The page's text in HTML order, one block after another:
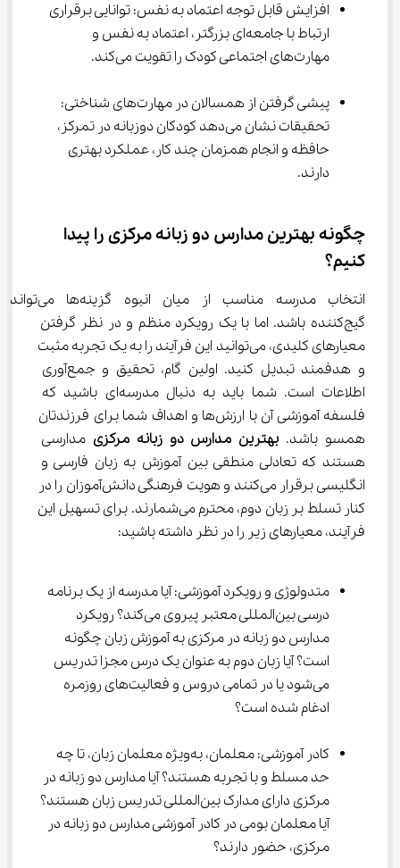
افزایش قابل توجه اعتماد به نفس: توانایی برقراری
ارتباط با جامعه‌ای بزرگتر، اعتماد به نفس و
مهارت‌های اجتماعی کودک را تقویت می‌کند.
پیشی گرفتن از همسالان در مهارت‌های شناختی:
تحقیقات نشان می‌دهد کودکان دوزبانه در تمرکز،
حافظه و انجام همزمان چند کار، عملکرد بهتری
دارند.
چگونه بهترین مدارس دو زبانه مرکزی را پیدا
کنیم؟
انتخاب مدرسه مناسب از میان انبوه گزینه‌ها می‌تواند
گیج‌کننده باشد. اما با یک رویکرد منظم و در نظر گرفتن
معیارهای کلیدی، می‌توانید این فرآیند را به یک تجربه مثبت
و هدفمند تبدیل کنید. اولین گام، تحقیق و جمع‌آوری
اطلاعات است. شما باید به دنبال مدرسه‌ای باشید که
فلسفه آموزشی آن با ارزش‌ها و اهداف شما برای فرزندتان
همسو باشد. بهترین مدارس دو زبانه مرکزی مدارسی
هستند که تعادلی منطقی بین آموزش به زبان فارسی و
انگلیسی برقرار می‌کنند و هویت فرهنگی دانش‌آموزان را در
کنار تسلط بر زبان دوم، محترم می‌شمارند. برای تسهیل این
فرآیند، معیارهای زیر را در نظر داشته باشید:
متدولوژی و رویکرد آموزشی: آیا مدرسه از یک برنامه
درسی بین‌المللی معتبر پیروی می‌کند؟ رویکرد
مدارس دو زبانه در مرکزی به آموزش زبان چگونه
است؟ آیا زبان دوم به عنوان یک درس مجزا تدریس
می‌شود یا در تمامی دروس و فعالیت‌های روزمره
ادغام شده است؟
کادر آموزشی: معلمان، به‌ویژه معلمان زبان، تا چه
حد مسلط و با تجربه هستند؟ آیا مدارس دو زبانه در
مرکزی دارای مدارک بین‌المللی تدریس زبان هستند؟
آیا معلمان بومی در کادر آموزشی مدارس دو زبانه در
مرکزی، حضور دارند؟